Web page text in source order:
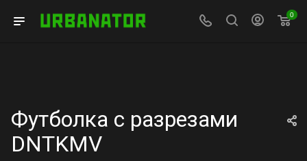
0
Футболка с разрезами
DNTKMV